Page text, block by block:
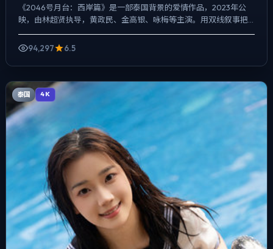
《2046号月台：西岸篇》是一部泰国背景的爱情作品，2023年公
映，由林超贤执导，黄政民、金高银、咏梅等主演。用双线叙事把
过去与现在拧成一股绳，一场意外成为切口，牵出家庭、职场...
94,297
6.5
泰国 4K